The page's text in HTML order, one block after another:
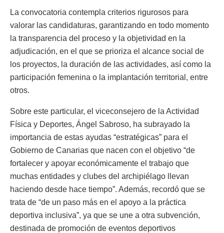
La convocatoria contempla criterios rigurosos para
valorar las candidaturas, garantizando en todo momento
la transparencia del proceso y la objetividad en la
adjudicación, en el que se prioriza el alcance social de
los proyectos, la duración de las actividades, así como la
participación femenina o la implantación territorial, entre
otros.
Sobre este particular, el viceconsejero de la Actividad
Física y Deportes, Ángel Sabroso, ha subrayado la
importancia de estas ayudas “estratégicas” para el
Gobierno de Canarias que nacen con el objetivo “de
fortalecer y apoyar económicamente el trabajo que
muchas entidades y clubes del archipiélago llevan
haciendo desde hace tiempo”. Además, recordó que se
trata de “de un paso más en el apoyo a la práctica
deportiva inclusiva”, ya que se une a otra subvención,
destinada de promoción de eventos deportivos